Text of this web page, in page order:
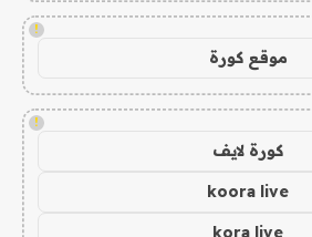
!
موقع كورة
!
كورة لايف
koora live
kora live